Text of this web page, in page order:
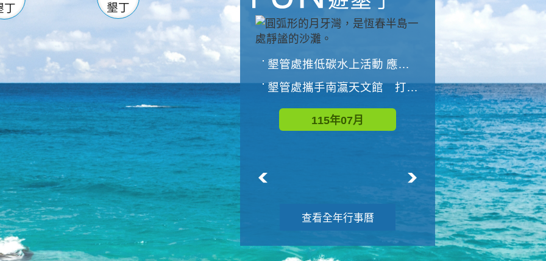
丁
墾丁
墾管處推低碳水上活動 應屆畢業生限額免費參加
墾管處攜手南瀛天文館 打造沉浸式天文探索營隊
115年07月
與國家公園有約-優游潮間
115年08月
查看全年行事曆